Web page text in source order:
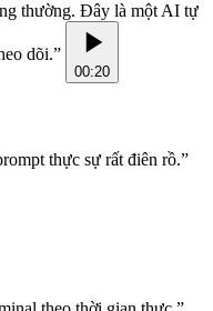
thường. Đây là một AI tự
dõi.”
00:20
thực sự rất điên rồ.”